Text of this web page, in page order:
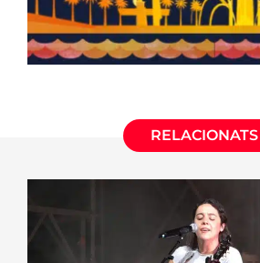
RELACIONATS